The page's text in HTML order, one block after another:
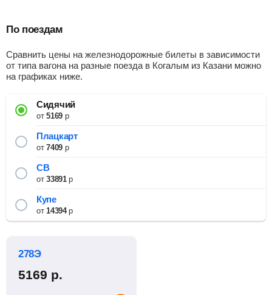
По поездам
Сравнить цены на железнодорожные билеты в зависимости
от типа вагона на разные поезда в Когалым из Казани можно
на графиках ниже.
Сидячий
от5169р
Плацкарт
от7409р
СВ
от33891р
Купе
от14394р
278Э
5169 р.